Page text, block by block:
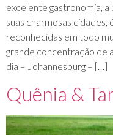
excelente gastronomia, a
suas charmosas
reconhecidas em todo
grande concentração de
dia – Johannesburg – […]
Quênia &